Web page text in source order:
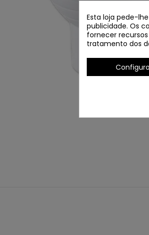
Esta loja pede-
publicidade. Os
fornecer
tratamento dos